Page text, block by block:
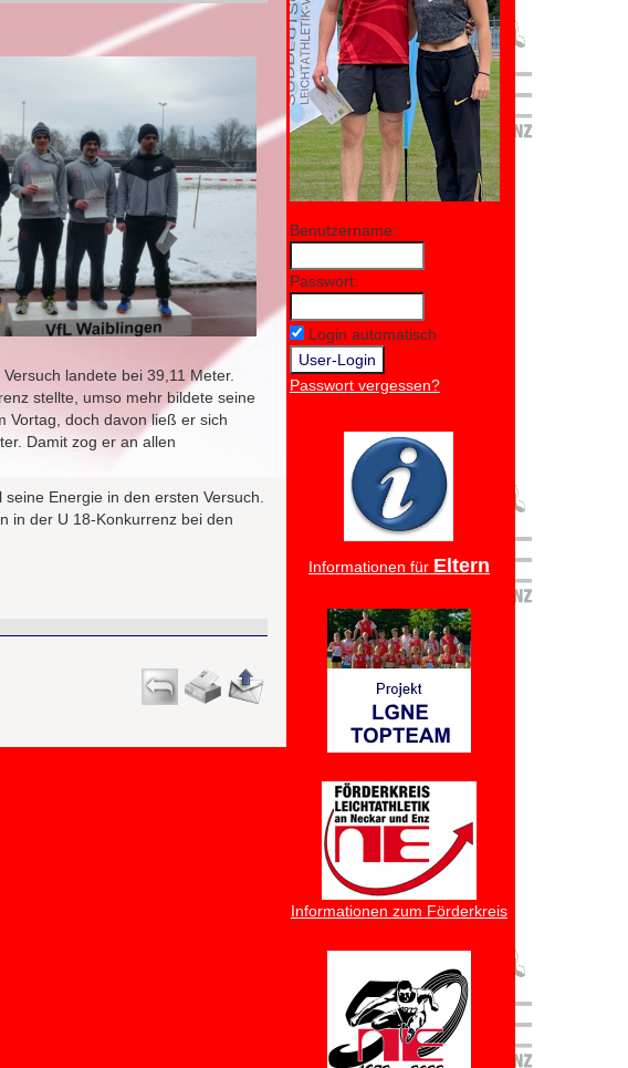
landete bei 39,11 Meter.
stellte, umso mehr bildete seine
Vortag, doch davon ließ er sich
Damit zog er an allen
Energie in den ersten Versuch.
in der U 18-Konkurrenz bei den
Benutzername:
Passwort:
Login automatisch
Passwort vergessen?
Informationen für Eltern
Informationen zum Förderkreis